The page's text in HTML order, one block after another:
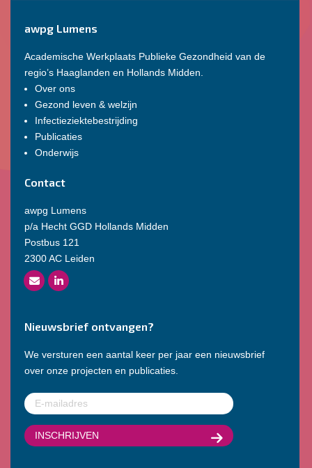
awpg Lumens
Academische Werkplaats Publieke Gezondheid van de
regio’s Haaglanden en Hollands Midden.
Over ons
Gezond leven & welzijn
Infectieziektebestrijding
Publicaties
Onderwijs
Contact
awpg Lumens
p/a Hecht GGD Hollands Midden
Postbus 121
2300 AC Leiden
Nieuwsbrief ontvangen?
We versturen een aantal keer per jaar een nieuwsbrief
over onze projecten en publicaties.
E-
mailadres(Vereist)